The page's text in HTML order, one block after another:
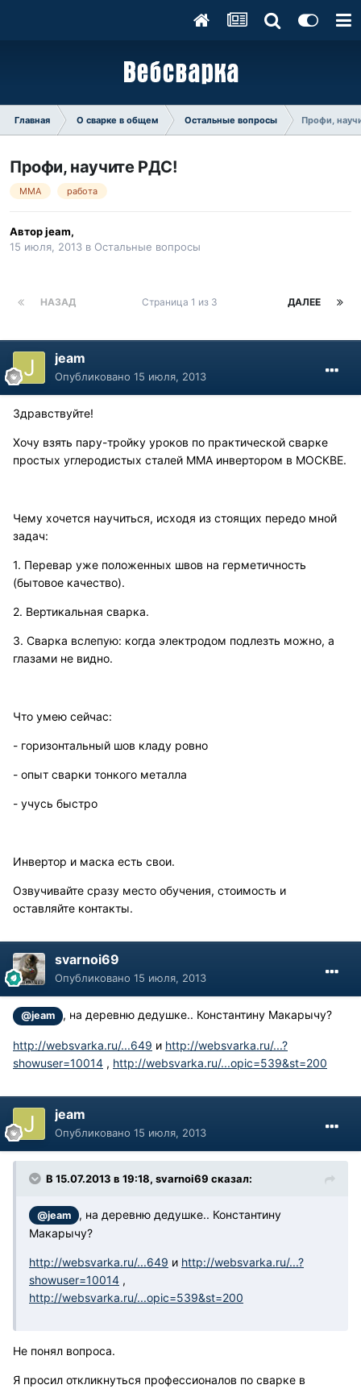
Главная О сварке в общем Остальные вопросы Профи,
Профи, научите РДС!
MMA работа
Авторjeam,
15 июля, 2013 в Остальные вопросы
НАЗАД ДАЛЕЕ
Страница 1 из 3
jeam
Опубликовано 15 июля, 2013
Здравствуйте!
Хочу взять пару-тройку уроков по практической сварке
простых углеродистых сталей ММА инвертором в МОСКВЕ.
Чему хочется научиться, исходя из стоящих передо мной
задач:
1. Перевар уже положенных швов на герметичность
(бытовое качество).
2. Вертикальная сварка.
3. Сварка вслепую: когда электродом подлезть можно, а
глазами не видно.
Что умею сейчас:
- горизонтальный шов кладу ровно
- опыт сварки тонкого металла
- учусь быстро
Инвертор и маска есть свои.
Озвучивайте сразу место обучения, стоимость и
оставляйте контакты.
svarnoi69
Опубликовано 15 июля, 2013
@jeam , на деревню дедушке.. Константину Макарычу?
http://websvarka.ru/...649 и http://websvarka.ru/...?
showuser=10014 , http://websvarka.ru/...opic=539&st=200
jeam
Опубликовано 15 июля, 2013
В 15.07.2013 в 19:18, svarnoi69 сказал:
@jeam
, на деревню дедушке.. Константину
Макарычу?
http://websvarka.ru/...649 и http://websvarka.ru/...?
showuser=10014 ,
http://websvarka.ru/...opic=539&st=200
Не понял вопроса.
Я просил откликнуться профессионалов по сварке в